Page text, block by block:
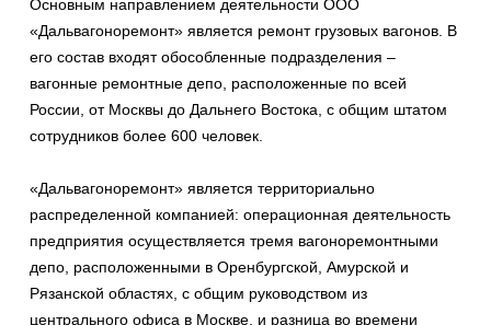
Основным направлением деятельности ООО
«Дальвагоноремонт» является ремонт грузовых вагонов. В
его состав входят обособленные подразделения –
вагонные ремонтные депо, расположенные по всей
России, от Москвы до Дальнего Востока, с общим штатом
сотрудников более 600 человек.
«Дальвагоноремонт» является территориально
распределенной компанией: операционная деятельность
предприятия осуществляется тремя вагоноремонтными
депо, расположенными в Оренбургской, Амурской и
Рязанской областях, с общим руководством из
центрального офиса в Москве, и разница во времени